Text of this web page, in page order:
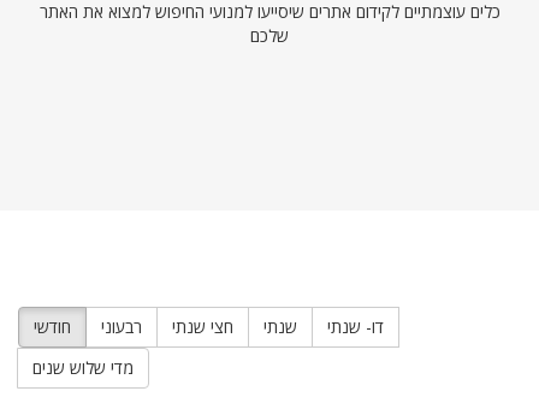
כלים עוצמתיים לקידום אתרים שיסייעו למנועי החיפוש למצוא את האתר
שלכם
חודשי רבעוני חצי שנתי שנתי
דו- שנתי
מדי שלוש שנים